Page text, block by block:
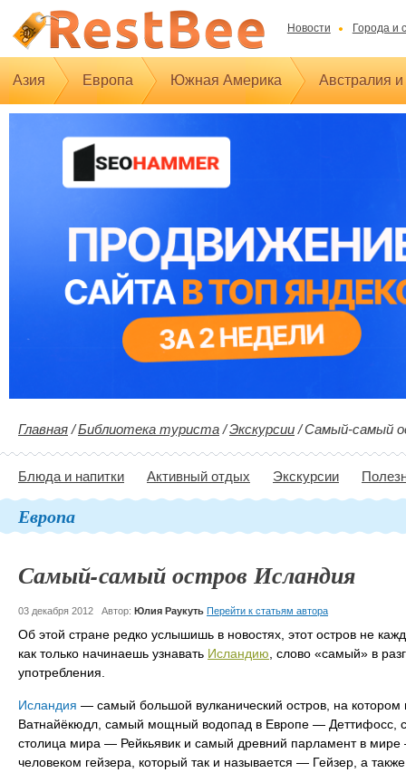
Новости Города и
Азия Европа Южная Америка Австралия
Главная /Библиотека туриста /Экскурсии /Самый-самый
Блюда и напитки Активный отдых Экскурсии
Европа
Самый-самый остров Исландия
03 декабря 2012 Автор: Юлия Раукуть Перейти к статьям автора
Об этой стране редко услышишь в новостях, этот остров не
как только начинаешь узнавать Исландию , слово «самый» в
употребления.
Исландия — самый большой вулканический остров, на
Ватнайёкюдл, самый мощный водопад в Европе — Деттифосс,
столица мира — Рейкьявик и самый древний парламент в мире
человеком гейзера, который так и называется — Гейзер, а